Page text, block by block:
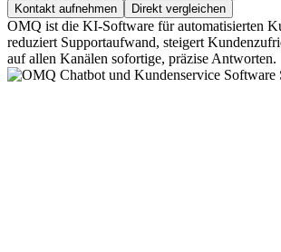
Kontakt aufnehmen Direkt vergleichen
OMQ ist die KI-Software für automatisierten
reduziert Supportaufwand, steigert
auf allen Kanälen sofortige, präzise Antworten.